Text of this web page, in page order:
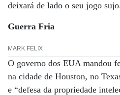
deixará de lado o seu jogo
Guerra Fria
MARK FELIX
O governo dos EUA mandou
na cidade de Houston, no
e “defesa da propriedade